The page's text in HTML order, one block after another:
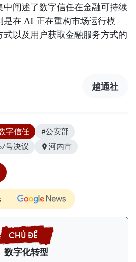
中阐述了数字信任在金融可持续
是在 AI 正在重构市场运行模
以及用户获取金融服务方式的
越通社
字信任
#公安部
号决议 河内市
数字化转型